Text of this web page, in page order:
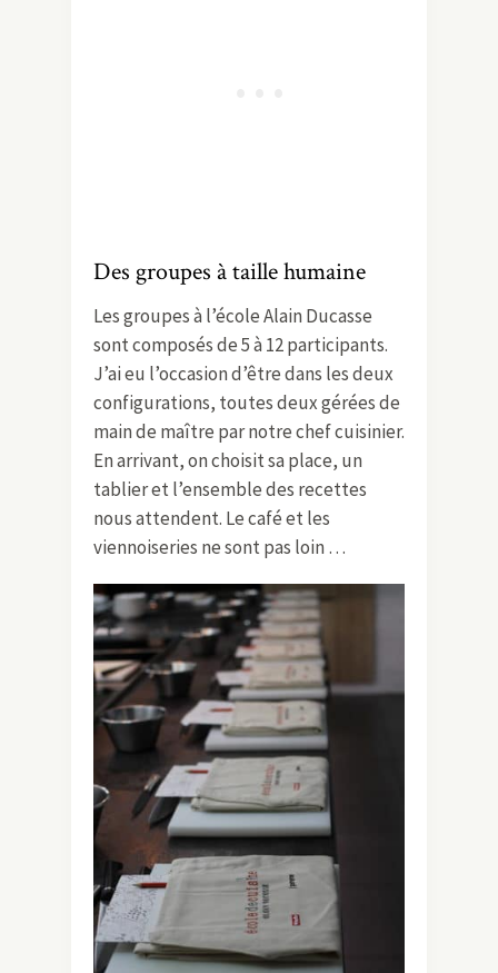
Des groupes à taille humaine
Les groupes à l’école Alain Ducasse
sont composés de 5 à 12 participants.
J’ai eu l’occasion d’être dans les deux
configurations, toutes deux gérées de
main de maître par notre chef cuisinier.
En arrivant, on choisit sa place, un
tablier et l’ensemble des recettes
nous attendent. Le café et les
viennoiseries ne sont pas loin …